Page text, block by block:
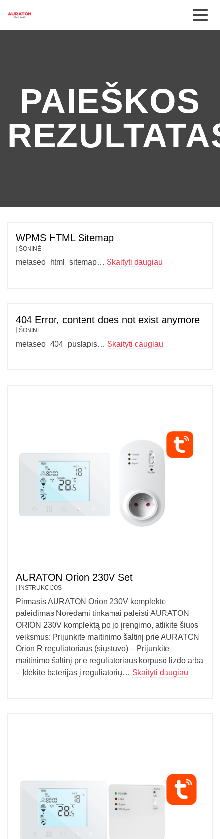
PAIEŠKOS
WPMS HTML Sitemap
ŠONINĖ
metaseo_html_sitemap… Skaityti daugiau
404 Error, content does not exist anymore
ŠONINĖ
metaseo_404_puslapis… Skaityti daugiau
AURATON Orion 230V Set
INSTRUKCIJOS
Pirmasis AURATON Orion 230V komplekto
paleidimas Norėdami tinkamai paleisti AURATON
ORION 230V komplektą po jo įrengimo, atlikite šiuos
veiksmus: Prijunkite maitinimo šaltinį prie AURATON
Orion R reguliatoriaus (siųstuvo) – Prijunkite
maitinimo šaltinį prie reguliatoriaus korpuso lizdo arba
– Įdėkite baterijas į reguliatorių… Skaityti daugiau